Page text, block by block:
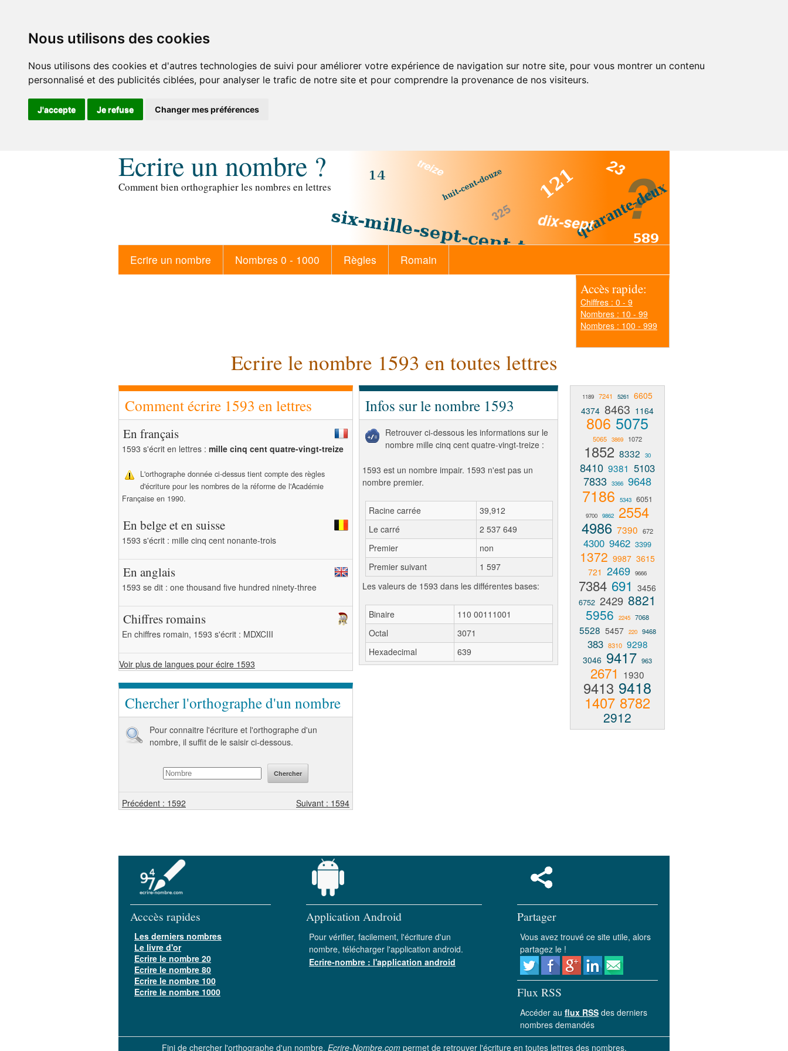
Nous utilisons des cookies
Nous utilisons des cookies et d'autres technologies de suivi pour améliorer votre expérience de navigation sur notre site, pour vous montrer un contenu
personnalisé et des publicités ciblées, pour analyser le trafic de notre site et pour comprendre la provenance de nos visiteurs.
J'accepte Je refuse Changer mes préférences
Ecrire un nombre ?
Comment bien orthographier les nombres en lettres
Ecrire un nombre Nombres 0 - 1000 Règles Romain
Accès rapide:
Chiffres : 0 - 9
Nombres : 10 - 99
Nombres : 100 - 999
Ecrire le nombre 1593 en toutes lettres
Comment écrire 1593 en lettres
En français
1593 s'écrit en lettres : mille cinq cent quatre-vingt-treize
L'orthographe donnée ci-dessus tient compte des règles
d'écriture pour les nombres de la réforme de l'Académie
Française en 1990.
En belge et en suisse
1593 s'écrit : mille cinq cent nonante-trois
En anglais
1593 se dit : one thousand five hundred ninety-three
Chiffres romains
En chiffres romain, 1593 s'écrit : MDXCIII
Voir plus de langues pour écire 1593
Chercher l'orthographe d'un nombre
Pour connaitre l'écriture et l'orthographe d'un
nombre, il suffit de le saisir ci-dessous.
Précédent : 1592 Suivant : 1594
Infos sur le nombre 1593
Retrouver ci-dessous les informations sur le
nombre mille cinq cent quatre-vingt-treize :
1593 est un nombre impair. 1593 n'est pas un
nombre premier.
Racine carrée
39,912
Le carré
2 537 649
Premier
non
Premier suivant
1 597
Les valeurs de 1593 dans les différentes bases:
Binaire
110 00111001
Octal
3071
Hexadecimal
639
1189 7241 5261
6605
4374 8463 1164
806 5075
5065 3869 1072
1852 8332 30
8410 9381 5103
7833 3366 9648
7186 5343 6051
9700 9862 2554
4986 7390 672
4300 9462 3399
1372 9987 3615
721 2469 9666
7384 691 3456
6752 2429 8821
5956
2245 7068
5528 5457 220 9468
383 8310 9298
3046 9417 963
2671 1930
9413 9418
1407 8782
2912
Acccès rapides
Les derniers nombres
Le livre d'or
Ecrire le nombre 20
Ecrire le nombre 80
Ecrire le nombre 100
Ecrire le nombre 1000
Application Android
Pour vérifier, facilement, l'écriture d'un
nombre, télécharger l'application android.
Ecrire-nombre : l'application android
Partager
Vous avez trouvé ce site utile, alors
partagez le !
Flux RSS
Accéder au flux RSS des derniers
nombres demandés
Fini de chercher l'orthographe d'un nombre. Ecrire-Nombre.compermet de retrouver l'écriture en toutes lettres des nombres.